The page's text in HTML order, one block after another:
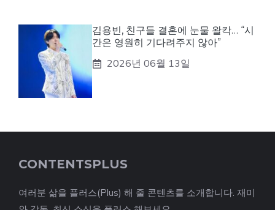
김용빈, 친구들 결혼에 눈물 왈칵… “시
간은 영원히 기다려주지 않아”
2026년 06월 13일
CONTENTSPLUS
여러분 삶을 플러스(Plus) 해 줄 콘텐츠를 소개합니다. 재미